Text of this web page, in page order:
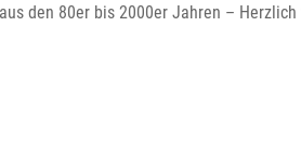
den 80er bis 2000er Jahren –